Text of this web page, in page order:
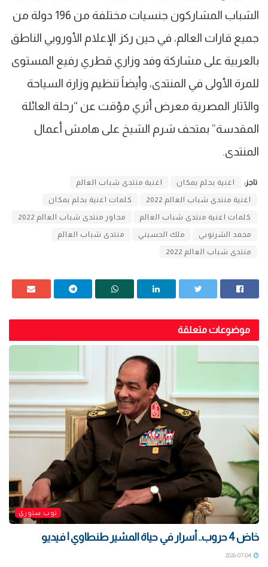
الشباب المشاركون جنسيات مختلفة من 196 دولة من
جميع قارات العالم، في حين ركز الإعلام الأوروبي الناطق
بالعربية على مشاركة وفد وزاري قطري رفيع المستوى
للمرة الأولى في المنتدى، وأيضاً تنظيم وزارة السياحة
والآثار المصرية معرض أثري مؤقت عن “رحلة العائلة
المقدسة” بمتحف شرم الشيخ على هامش أعمال
المنتدى.
تاجز: اغنية بحلم بمكان اغنية منتدى شباب العالم
اغنية منتدى شباب العالم 2022 كلمات اغنية بحلم بمكان
كلمات اغنية منتدى شباب العالم محاور منتدى شباب العالم 2022
محمد الشرنوبي ملك الحسيني منتدى شباب العالم
منتدى شباب العالم 2022
موضوعات متعلقة
توب ستوري
خاض 4 حروب.. أسرار في حياة المشير طنطاوي | فيديو
2026-07-04